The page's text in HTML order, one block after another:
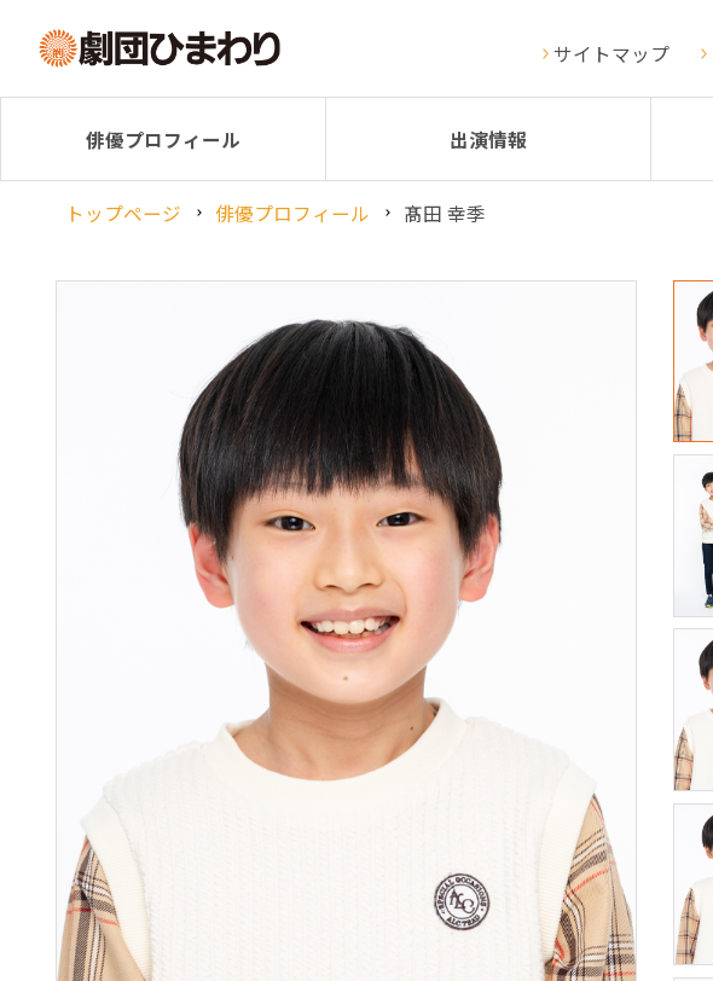
サイトマップ
俳優プロフィール 出演情報
トップページ 俳優プロフィール 髙田 幸季